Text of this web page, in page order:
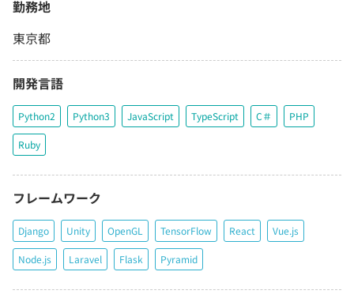
勤務地
東京都
開発言語
Python2 Python3 JavaScript TypeScript C＃ PHP
Ruby
フレームワーク
Django Unity OpenGL TensorFlow React Vue.js
Node.js Laravel Flask Pyramid